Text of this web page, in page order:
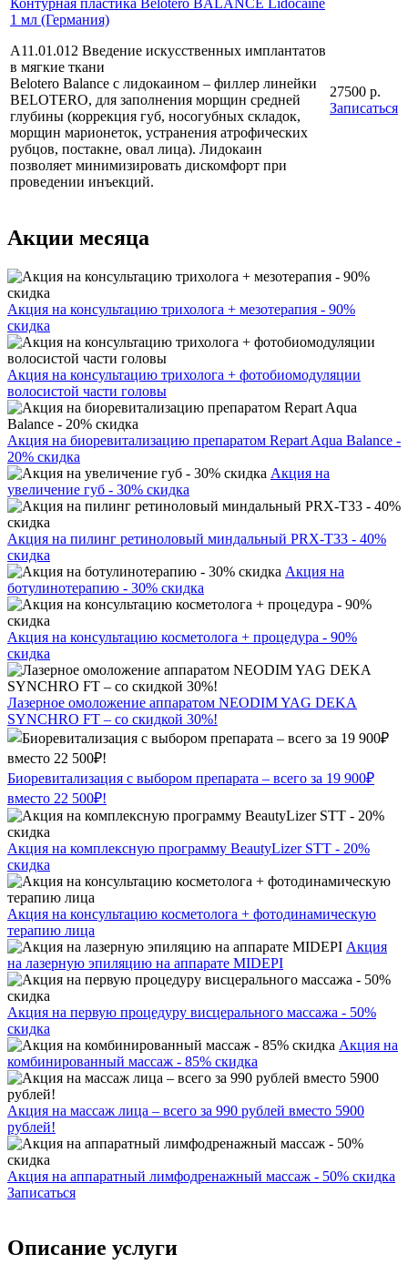
Контурная пластика Belotero BALANCE Lidocaine
1 мл (Германия)
А11.01.012 Введение искусственных имплантатов
в мягкие ткани
Belotero Balance с лидокаином – филлер линейки
BELOTERO, для заполнения морщин средней
глубины (коррекция губ, носогубных складок,
морщин марионеток, устранения атрофических
рубцов, постакне, овал лица). Лидокаин
позволяет минимизировать дискомфорт при
проведении инъекций.
27500 р.
Записаться
Акции месяца
Акция на консультацию трихолога + мезотерапия - 90%
скидка
Акция на консультацию трихолога + фотобиомодуляции
волосистой части головы
Акция на биоревитализацию препаратом Repart Aqua Balance -
20% скидка
Акция на
увеличение губ - 30% скидка
Акция на пилинг ретиноловый миндальный PRX-T33 - 40%
скидка
Акция на
ботулинотерапию - 30% скидка
Акция на консультацию косметолога + процедура - 90%
скидка
Лазерное омоложение аппаратом NEODIM YAG DEKA
SYNCHRO FT – со скидкой 30%!
Биоревитализация с выбором препарата – всего за 19 900₽
вместо 22 500₽!
Акция на комплексную программу BeautyLizer STT - 20%
скидка
Акция на консультацию косметолога + фотодинамическую
терапию лица
Акция
на лазерную эпиляцию на аппарате MIDEPI
Акция на первую процедуру висцерального массажа - 50%
скидка
Акция на
комбинированный массаж - 85% скидка
Акция на массаж лица – всего за 990 рублей вместо 5900
рублей!
Акция на аппаратный лимфодренажный массаж - 50% скидка
Записаться
Описание услуги